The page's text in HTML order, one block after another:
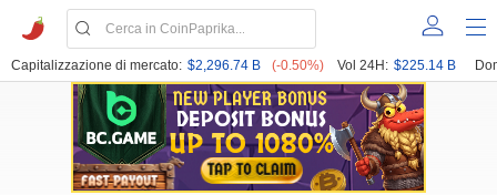
Capitalizzazione di mercato: $2,296.74 B (-0.50%) Vol 24H: $225.14 B